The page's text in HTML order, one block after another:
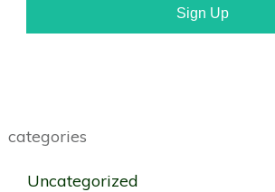
Sign Up
categories
Uncategorized